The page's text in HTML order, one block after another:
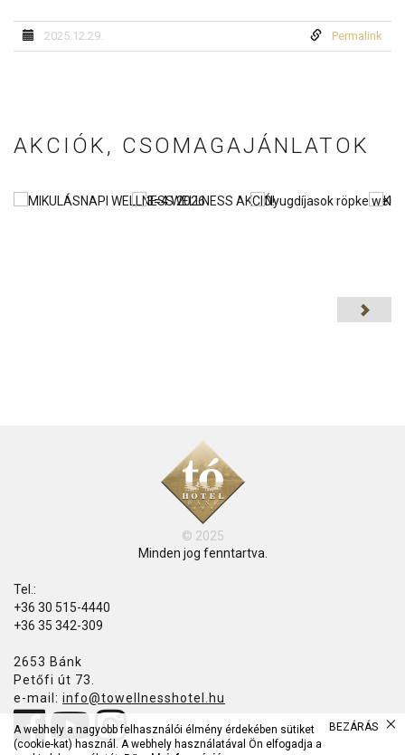
2025.12.29. Permalink
AKCIÓK, CSOMAGAJÁNLATOK
© 2025
Minden jog fenntartva.
Tel.:
+36 30 515-4440
+36 35 342-309
2653 Bánk
Petőfi út 73.
e-mail: info@towellnesshotel.hu
BEZÁRÁS
A webhely a nagyobb felhasználói élmény érdekében sütiket
(cookie-kat) használ. A webhely használatával Ön elfogadja a